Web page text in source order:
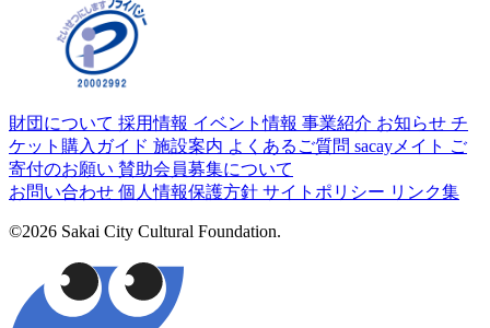
財団について 採用情報 イベント情報 事業紹介 お知らせ チ
ケット購入ガイド 施設案内 よくあるご質問 sacayメイト ご
寄付のお願い 賛助会員募集について
お問い合わせ 個人情報保護方針 サイトポリシー リンク集
©2026 Sakai City Cultural Foundation.